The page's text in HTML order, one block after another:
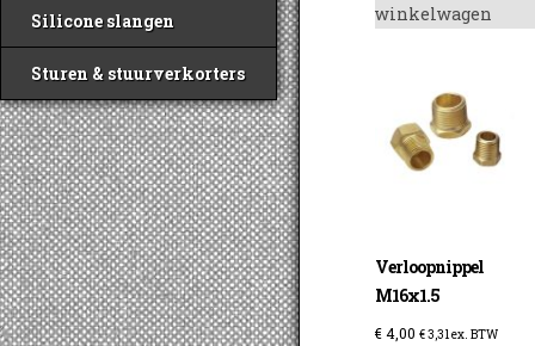
Silicone slangen
Sturen & stuurverkorters
winkelwagen
Verloopnippel
M16x1.5
€4,00 €3,31ex. BTW